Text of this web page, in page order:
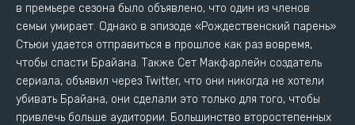
в премьере сезона было объявлено, что один из членов
семьи умирает. Однако в эпизоде «Рождественский парень»
Стьюи удается отправиться в прошлое как раз вовремя,
чтобы спасти Брайана. Также Сет Макфарлейн создатель
сериала, объявил через Twitter, что они никогда не хотели
убивать Брайана, они сделали это только для того, чтобы
привлечь больше аудитории. Большинство второстепенных